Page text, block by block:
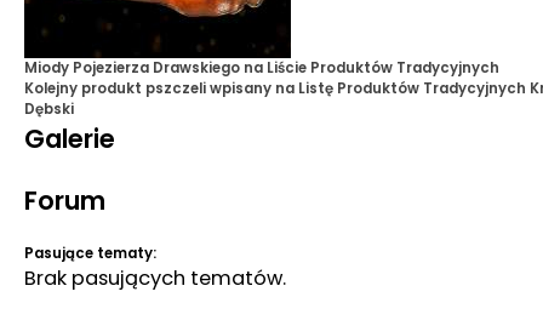
Miody Pojezierza Drawskiego na Liście Produktów Tradycyjnych
Kolejny produkt pszczeli wpisany na Listę Produktów Tradycyjnych
Dębski
Galerie
Forum
Pasujące tematy:
Brak pasujących tematów.